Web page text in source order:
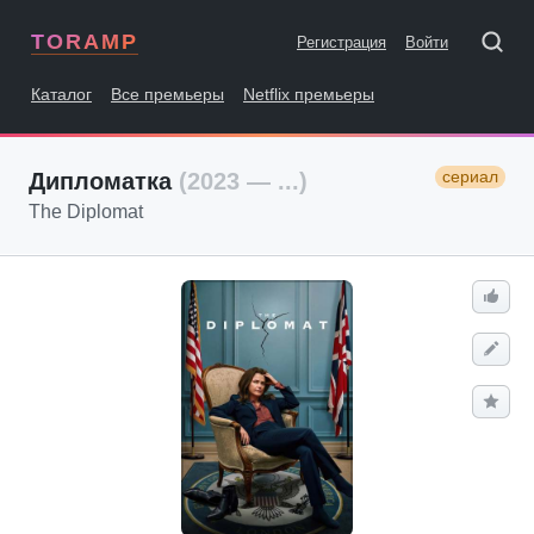
TORAMP Регистрация Войти
Каталог Все премьеры Netflix премьеры
Дипломатка (2023 — ...) сериал
The Diplomat